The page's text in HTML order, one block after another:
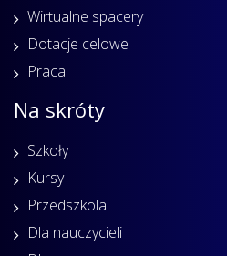
Wirtualne spacery
Dotacje celowe
Praca
Na skróty
Szkoły
Kursy
Przedszkola
Dla nauczycieli